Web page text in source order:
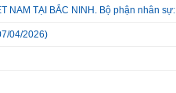
NAM TẠI BẮC NINH. Bộ phận nhân sự:
04/2026)